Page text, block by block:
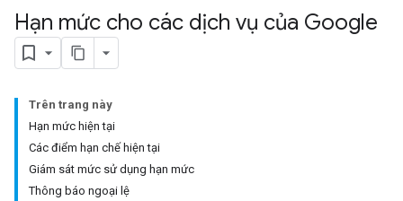
Hạn mức cho các dịch vụ của Google
Trên trang này
Hạn mức hiện tại
Các điểm hạn chế hiện tại
Giám sát mức sử dụng hạn mức
Thông báo ngoại lệ